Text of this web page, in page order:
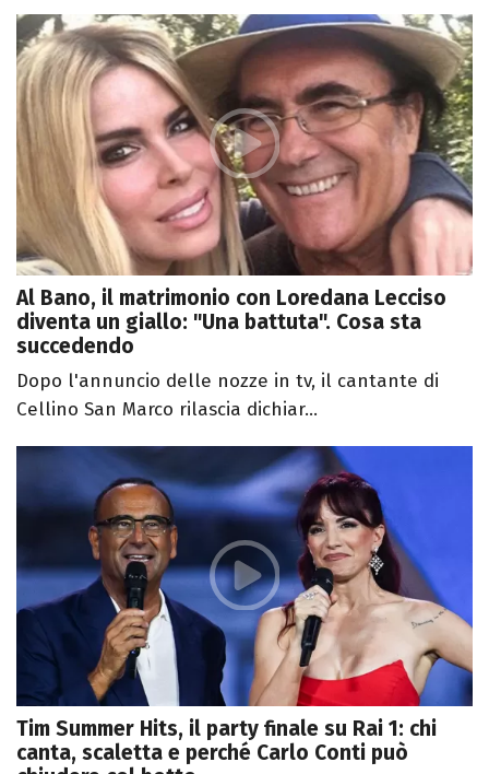
Al Bano, il matrimonio con Loredana Lecciso
diventa un giallo: "Una battuta". Cosa sta
succedendo
Dopo l'annuncio delle nozze in tv, il cantante di
Cellino San Marco rilascia dichiar...
Tim Summer Hits, il party finale su Rai 1: chi
canta, scaletta e perché Carlo Conti può